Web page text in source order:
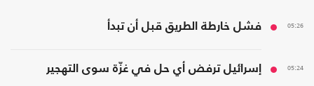
05:26 فشل خارطة الطريق قبل أن تبدأ
05:24 إسرائيل ترفض أي حل في غزّة سوى التهجير